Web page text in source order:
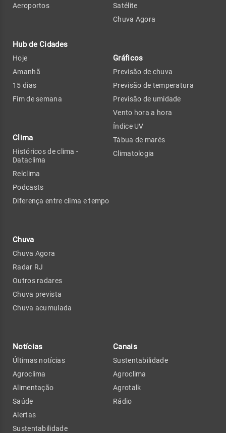
Aeroportos
Hub de Cidades
Hoje
Amanhã
15 dias
Fim de semana
Clima
Históricos de clima -
Dataclima
Relclima
Podcasts
Diferença entre clima e tempo
Chuva
Chuva Agora
Radar RJ
Outros radares
Chuva prevista
Chuva acumulada
Satélite
Chuva Agora
Gráficos
Previsão de chuva
Previsão de temperatura
Previsão de umidade
Vento hora a hora
Índice UV
Tábua de marés
Climatologia
Notícias
Últimas notícias
Agroclima
Alimentação
Saúde
Alertas
Sustentabilidade
Canais
Sustentabilidade
Agroclima
Agrotalk
Rádio